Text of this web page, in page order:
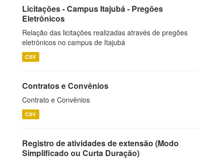
Licitações - Campus Itajubá - Pregões
Eletrônicos
Relação das licitações realizadas através de pregões
eletrônicos no campus de Itajubá
CSV
Contratos e Convênios
Contrato e Convênios
CSV
Registro de atividades de extensão (Modo
Simplificado ou Curta Duração)